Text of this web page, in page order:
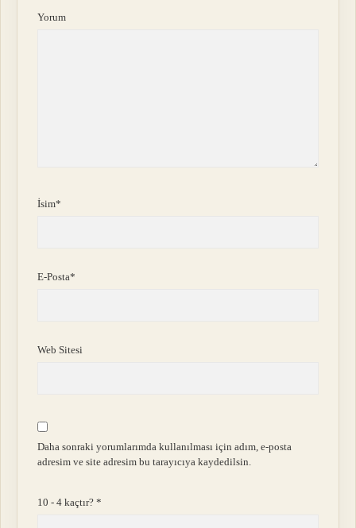
Yorum
İsim*
E-Posta*
Web Sitesi
Daha sonraki yorumlarımda kullanılması için adım, e-posta
adresim ve site adresim bu tarayıcıya kaydedilsin.
10 - 4 kaçtır?*